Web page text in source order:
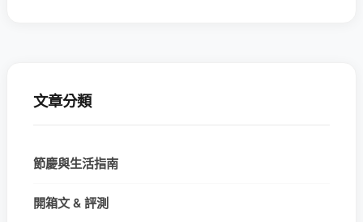
文章分類
節慶與生活指南
開箱文 & 評測